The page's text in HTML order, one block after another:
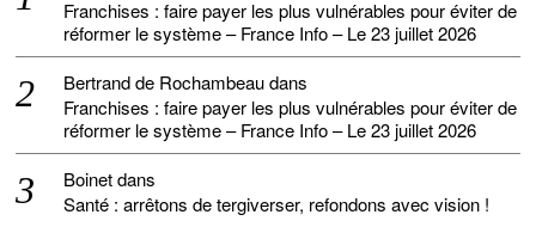
Franchises : faire payer les plus vulnérables pour éviter de
réformer le système – France Info – Le 23 juillet 2026
Bertrand de Rochambeaudans
Franchises : faire payer les plus vulnérables pour éviter de
réformer le système – France Info – Le 23 juillet 2026
Boinetdans
Santé : arrêtons de tergiverser, refondons avec vision !